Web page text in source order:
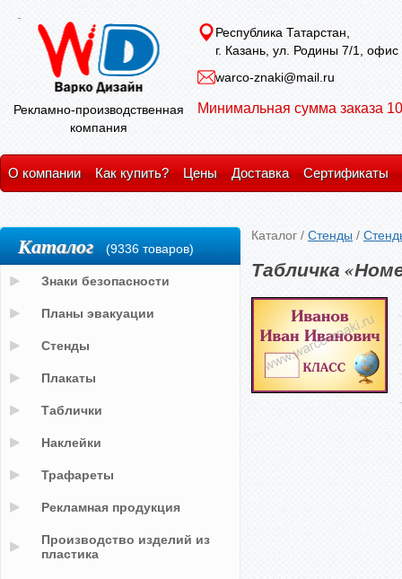
Рекламно-производственная
компания
Республика Татарстан,
г. Казань, ул. Родины 7/1, офис
warco-znaki@mail.ru
Минимальная сумма заказа
О компании Как купить? Цены Доставка Сертификаты
Каталог / Стенды /
Табличка
Каталог (9336 товаров)
Знаки безопасности
Планы эвакуации
Стенды
Плакаты
Таблички
Наклейки
Трафареты
Рекламная продукция
Производство изделий из
пластика